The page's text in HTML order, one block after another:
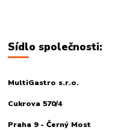
Sídlo společnosti:
MultiGastro s.r.o.
Cukrova 570/4
Praha 9 - Černý Most